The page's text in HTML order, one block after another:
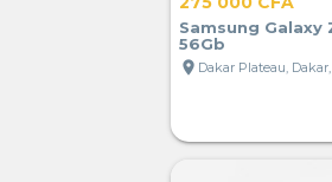
Samsung Galaxy
56Gb
location_on Dakar Plateau,